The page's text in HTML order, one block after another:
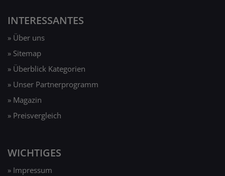
INTERESSANTES
» Über uns
» Sitemap
» Überblick Kategorien
» Unser Partnerprogramm
» Magazin
» Preisvergleich
WICHTIGES
» Impressum